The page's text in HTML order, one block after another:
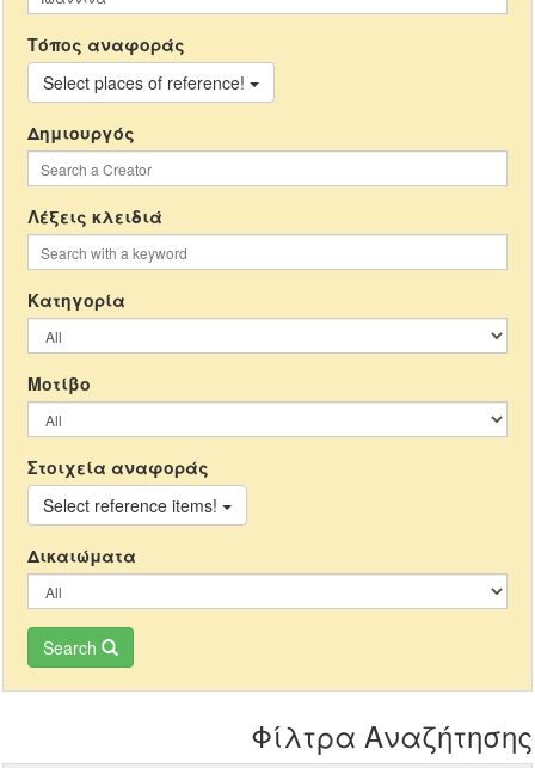
Τόπος αναφοράς
Select places of reference!
Δημιουργός
Λέξεις κλειδιά
Κατηγορία
Μοτίβο
Στοιχεία αναφοράς
Select reference items!
Δικαιώματα
Search
Φίλτρα Αναζήτησης